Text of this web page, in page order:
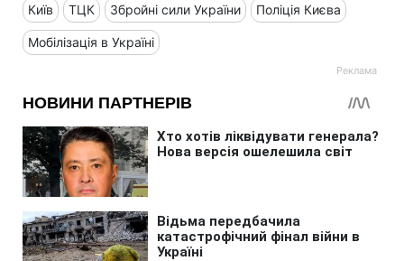
Київ ТЦК Збройні сили України Поліція Києва
Мобілізація в Україні